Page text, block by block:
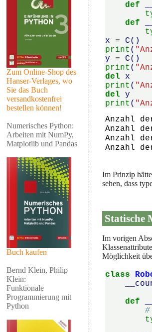
Zum Online-Shop des
Hanser-Verlages, wo
Sie das Buch
versandkostenfrei
bestellen können!
Numerisches Python:
Arbeiten mit NumPy,
Matplotlib und Pandas
Buch kaufen
Bernd Klein, Philip
Klein:
Funktionale
Programmierung mit
Python
def
def
x
= C()
print (
y
= C()
print (
del
x
print (
del
y
print (
Anzahl
Anzahl
Anzahl
Im Prinzip
sehen, dass
Statische
Im vorigen
Möglichkeit
class
def